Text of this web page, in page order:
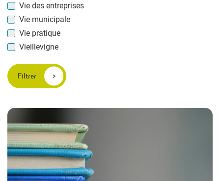
Vie des entreprises
Vie municipale
Vie pratique
Vieillevigne
Filtrer